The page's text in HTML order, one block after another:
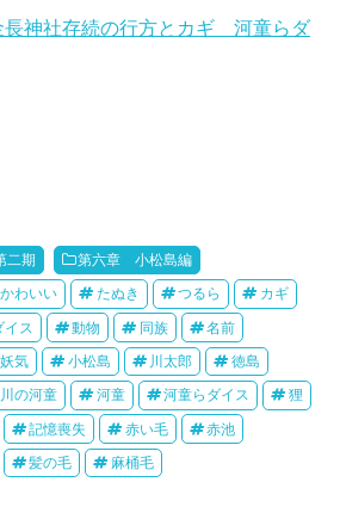
神社存続の行方とカギ 河童らダ
二期 第六章 小松島編
かわいい たぬき つるら カギ
イス 動物 同族 名前
妖気 小松島 川太郎 徳島
の河童 河童 河童らダイス 狸
記憶喪失 赤い毛 赤池
髪の毛 麻桶毛